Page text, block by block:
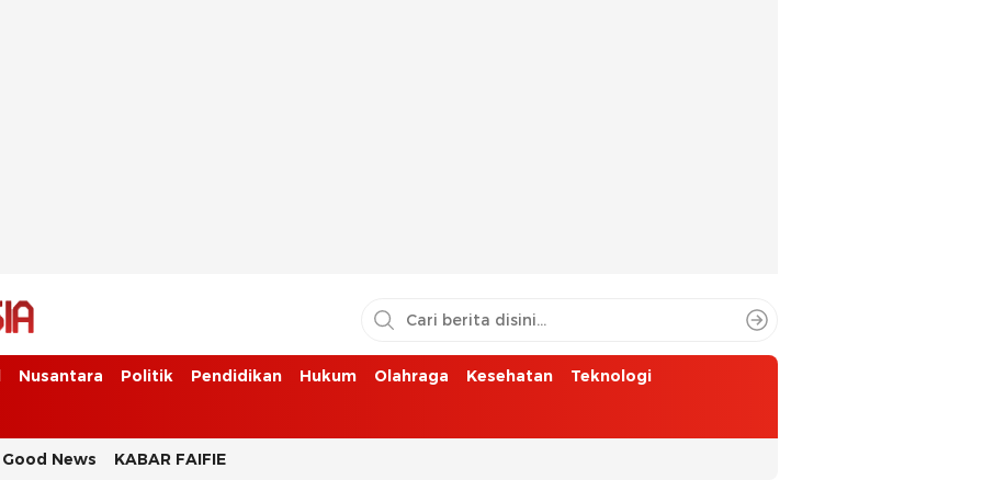
Nusantara Politik Pendidikan Hukum Olahraga Kesehatan Teknologi
Good News KABAR FAIFIE